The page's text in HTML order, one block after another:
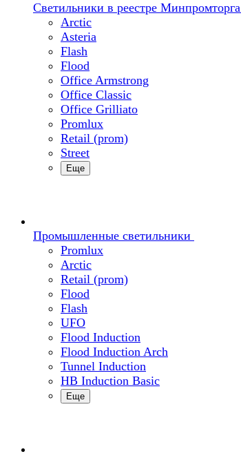
Светильники в реестре Минпромторга
Arctic
Asteria
Flash
Flood
Office Armstrong
Office Classic
Office Grilliato
Promlux
Retail (prom)
Street
Еще
Промышленные светильники
Promlux
Arctic
Retail (prom)
Flood
Flash
UFO
Flood Induction
Flood Induction Arch
Tunnel Induction
HB Induction Basic
Еще